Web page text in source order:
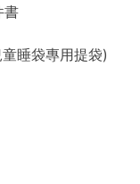
書
睡袋專用提袋)